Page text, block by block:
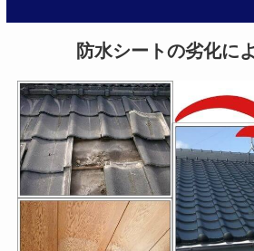
防水シートの劣化に